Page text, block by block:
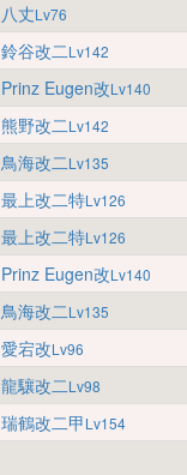
八丈Lv76
鈴谷改二Lv142
Prinz Eugen改Lv140
熊野改二Lv142
鳥海改二Lv135
最上改二特Lv126
最上改二特Lv126
Prinz Eugen改Lv140
鳥海改二Lv135
愛宕改Lv96
龍驤改二Lv98
瑞鶴改二甲Lv154